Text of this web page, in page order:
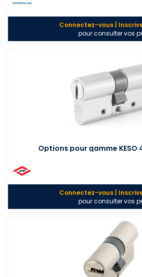
Connectez-vous |
pour consulter vos
Options pour gamme KESO
Connectez-vous |
pour consulter vos